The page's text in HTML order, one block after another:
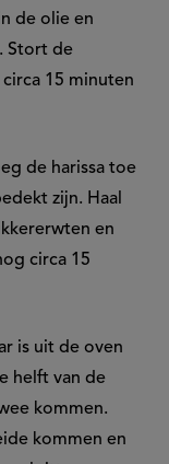
de olie en
Stort de
15 minuten
de harissa toe
zijn. Haal
en
circa 15
is uit de oven
helft van de
kommen.
kommen en